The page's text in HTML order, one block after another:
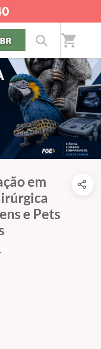
shopping_cart
em
e Pets